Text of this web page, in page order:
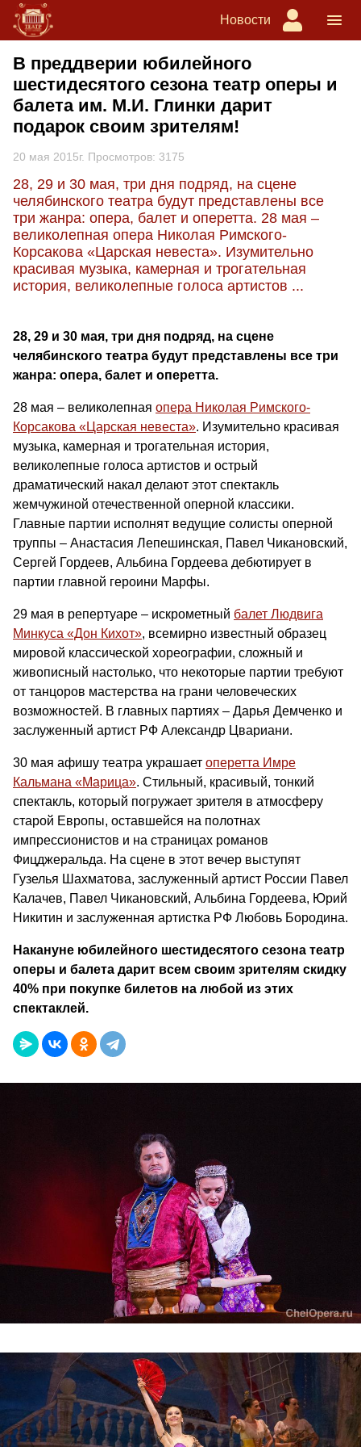
Новости
В преддверии юбилейного
шестидесятого сезона театр оперы и
балета им. М.И. Глинки дарит
подарок своим зрителям!
20 мая 2015г. Просмотров: 3175
28, 29 и 30 мая, три дня подряд, на сцене
челябинского театра будут представлены все
три жанра: опера, балет и оперетта. 28 мая –
великолепная опера Николая Римского-
Корсакова «Царская невеста». Изумительно
красивая музыка, камерная и трогательная
история, великолепные голоса артистов ...
28, 29 и 30 мая, три дня подряд, на сцене
челябинского театра будут представлены все три
жанра: опера, балет и оперетта.
28 мая – великолепная опера Николая Римского-
Корсакова «Царская невеста». Изумительно красивая
музыка, камерная и трогательная история,
великолепные голоса артистов и острый
драматический накал делают этот спектакль
жемчужиной отечественной оперной классики.
Главные партии исполнят ведущие солисты оперной
труппы – Анастасия Лепешинская, Павел Чикановский,
Сергей Гордеев, Альбина Гордеева дебютирует в
партии главной героини Марфы.
29 мая в репертуаре – искрометный балет Людвига
Минкуса «Дон Кихот», всемирно известный образец
мировой классической хореографии, сложный и
живописный настолько, что некоторые партии требуют
от танцоров мастерства на грани человеческих
возможностей. В главных партиях – Дарья Демченко и
заслуженный артист РФ Александр Цвариани.
30 мая афишу театра украшает оперетта Имре
Кальмана «Марица». Стильный, красивый, тонкий
спектакль, который погружает зрителя в атмосферу
старой Европы, оставшейся на полотнах
импрессионистов и на страницах романов
Фицджеральда. На сцене в этот вечер выступят
Гузелья Шахматова, заслуженный артист России Павел
Калачев, Павел Чикановский, Альбина Гордеева, Юрий
Никитин и заслуженная артистка РФ Любовь Бородина.
Накануне юбилейного шестидесятого сезона театр
оперы и балета дарит всем своим зрителям скидку
40% при покупке билетов на любой из этих
спектаклей.